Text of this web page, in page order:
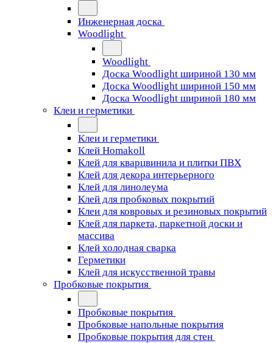
Инженерная доска
Woodlight
Woodlight
Доска Woodlight шириной 130 мм
Доска Woodlight шириной 150 мм
Доска Woodlight шириной 180 мм
Клеи и герметики
Клеи и герметики
Клей Homakoll
Клей для кварцвинила и плитки ПВХ
Клей для декора интерьерного
Клей для линолеума
Клей для пробковых покрытий
Клеи для ковровых и резиновых покрытий
Клей для паркета, паркетной доски и
массива
Клей холодная сварка
Герметики
Клей для искусственной травы
Пробковые покрытия
Пробковые покрытия
Пробковые напольные покрытия
Пробковые покрытия для стен